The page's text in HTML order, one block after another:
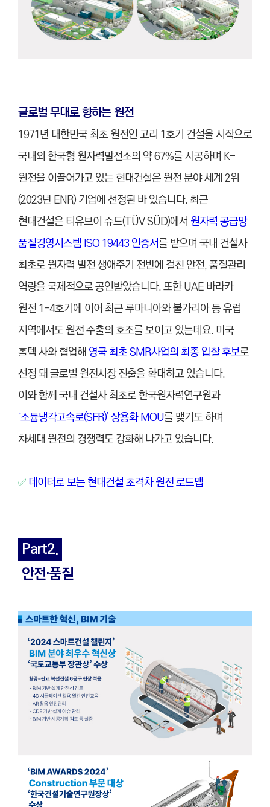
글로벌 무대로 향하는 원전
1971년 대한민국 최초 원전인 고리 1호기 건설을 시작으로
국내외 한국형 원자력발전소의 약 67%를 시공하며 K-
원전을 이끌어가고 있는 현대건설은 원전 분야 세계 2위
(2023년 ENR) 기업에 선정된 바 있습니다. 최근
현대건설은 티유브이 슈드(TÜV SÜD)에서 원자력 공급망
품질경영시스템 ISO 19443 인증서를 받으며 국내 건설사
최초로 원자력 발전 생애주기 전반에 걸친 안전, 품질관리
역량을 국제적으로 공인받았습니다. 또한 UAE 바라카
원전 1-4호기에 이어 최근 루마니아와 불가리아 등 유럽
지역에서도 원전 수출의 호조를 보이고 있는데요. 미국
홀텍 사와 협업해영국 최초 SMR사업의 최종 입찰 후보로
선정 돼 글로벌 원전시장 진출을 확대하고 있습니다.
이와 함께 국내 건설사 최초로 한국원자력연구원과
‘소듐냉각고속로(SFR)’ 상용화 MOU를 맺기도 하며
차세대 원전의 경쟁력도 강화해 나가고 있습니다.
✅ 데이터로 보는 현대건설 초격차 원전 로드맵
Part2.
안전·품질